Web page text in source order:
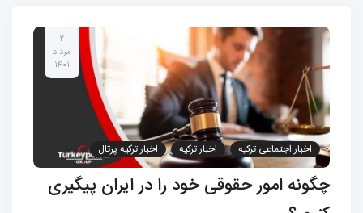
۲
مرداد
۱۴۰۱
اخبار اجتماعی ترکیه اخبار ترکیه
اخبار ترکیه پرتال
کارشناسان ایرانی
چگونه امور حقوقی خود را در ایران پیگیری